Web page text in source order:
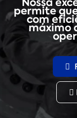
permite
com
máximo